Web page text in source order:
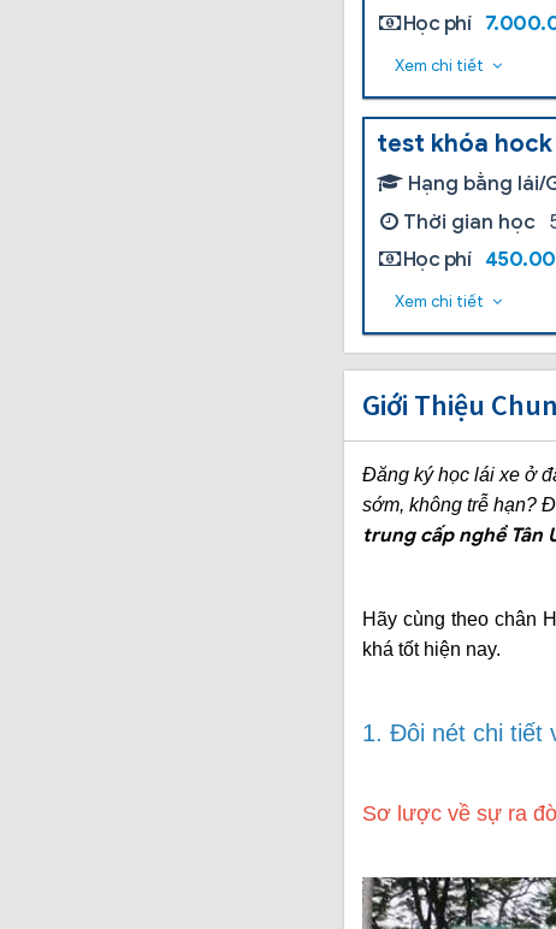
Học phí
Xem chi tiết
test khóa hock
Hạng bằng lái/
Thời gian học
Học phí
Xem chi tiết
Giới Thiệu
Đăng ký học lái xe ở
sớm, không trễ hạn?
trung cấp nghề Tân
Hãy cùng theo chân
khá tốt hiện nay.
1. Đôi nét chi tiết
Sơ lược về sự ra